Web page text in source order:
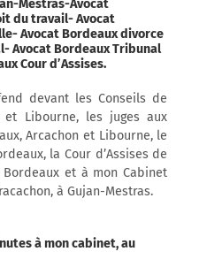
Mestras-Avocat
du travail- Avocat
Avocat Bordeaux divorce
Avocat Bordeaux Tribunal
Cour d’Assises.
devant les Conseils de
et Libourne, les juges aux
Arcachon et Libourne, le
la Cour d’Assises de
et à mon Cabinet
à Gujan-Mestras.
à mon cabinet, au